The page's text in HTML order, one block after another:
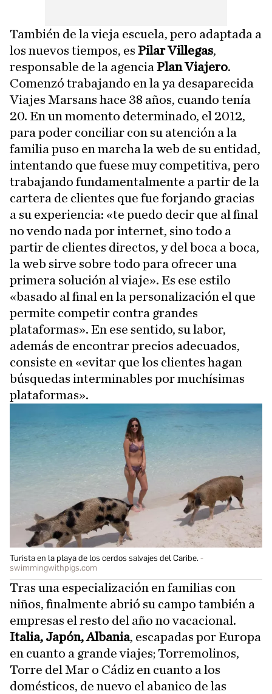
También de la vieja escuela, pero adaptada a
los nuevos tiempos, es Pilar Villegas,
responsable de la agencia Plan Viajero.
Comenzó trabajando en la ya desaparecida
Viajes Marsans hace 38 años, cuando tenía
20. En un momento determinado, el 2012,
para poder conciliar con su atención a la
familia puso en marcha la web de su entidad,
intentando que fuese muy competitiva, pero
trabajando fundamentalmente a partir de la
cartera de clientes que fue forjando gracias
a su experiencia: «te puedo decir que al final
no vendo nada por internet, sino todo a
partir de clientes directos, y del boca a boca,
la web sirve sobre todo para ofrecer una
primera solución al viaje». Es ese estilo
«basado al final en la personalización el que
permite competir contra grandes
plataformas». En ese sentido, su labor,
además de encontrar precios adecuados,
consiste en «evitar que los clientes hagan
búsquedas interminables por muchísimas
plataformas».
Turista en la playa de los cerdos salvajes del Caribe.
swimmingwithpigs.com
Tras una especialización en familias con
niños, finalmente abrió su campo también a
empresas el resto del año no vacacional.
Italia, Japón, Albania, escapadas por Europa
en cuanto a grande viajes; Torremolinos,
Torre del Mar o Cádiz en cuanto a los
domésticos, de nuevo el abanico de las